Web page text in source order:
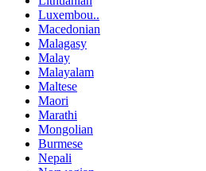
Luxembou..
Macedonian
Malagasy
Malay
Malayalam
Maltese
Maori
Marathi
Mongolian
Burmese
Nepali